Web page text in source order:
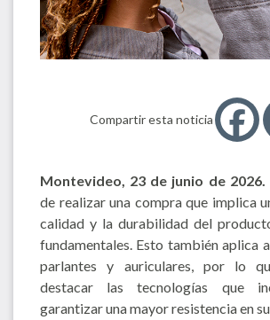
Compartir esta noticia
Montevideo, 23 de junio de 2026.
de realizar una compra que implica
calidad y la durabilidad del
fundamentales. Esto también aplica
parlantes y auriculares, por lo
destacar las tecnologías que
garantizar una mayor resistencia en